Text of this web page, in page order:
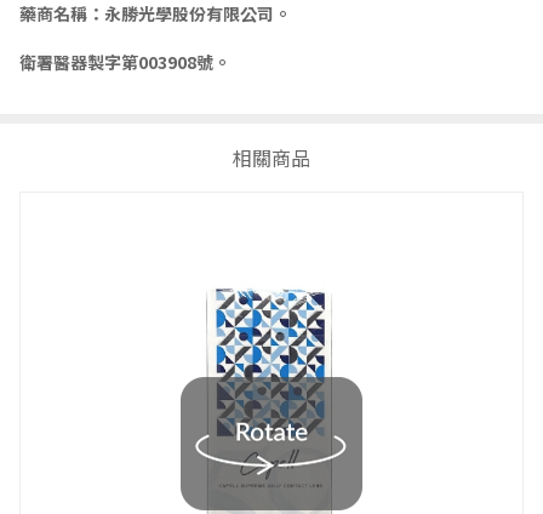
藥商名稱：永勝光學股份有限公司。
衛署醫器製字第003908號。
相關商品